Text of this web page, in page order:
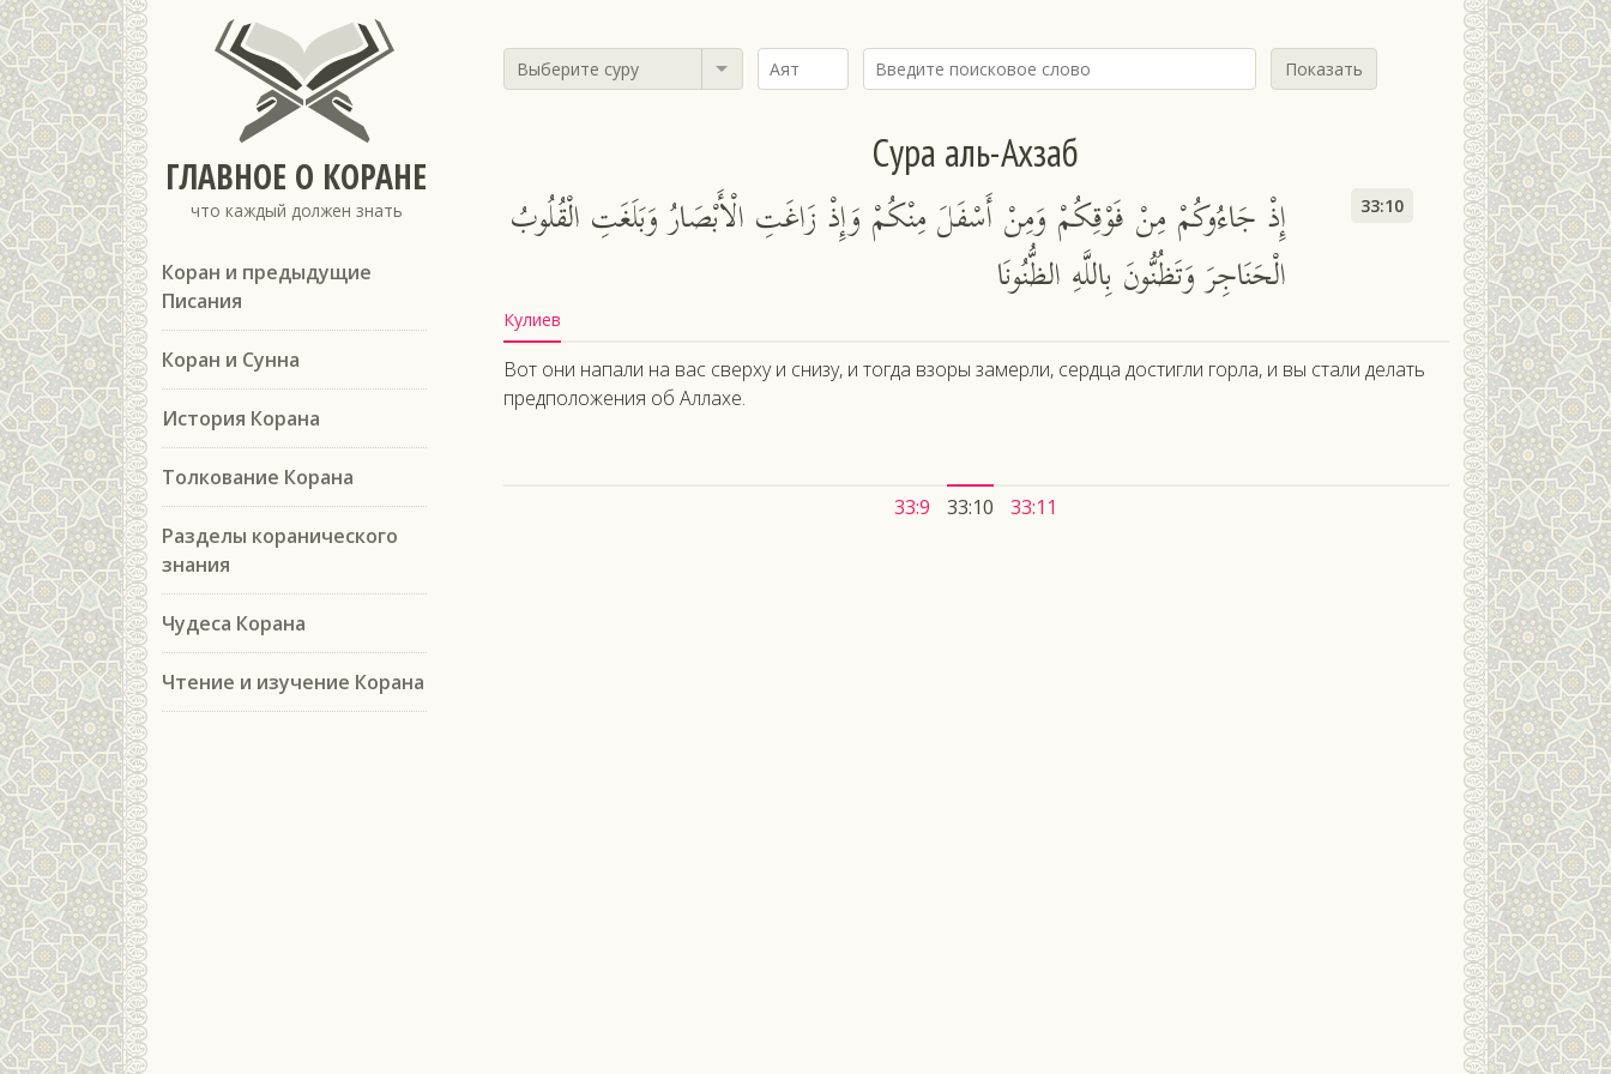
ГЛАВНОЕ О КОРАНЕ
что каждый должен знать
Коран и предыдущие
Писания
Коран и Сунна
История Корана
Толкование Корана
Разделы коранического
знания
Чудеса Корана
Чтение и изучение Корана
Выберите суру Показать
Сура аль-Ахзаб
إِذْ جَاءُوكُمْ مِنْ فَوْقِكُمْ وَمِنْ أَسْفَلَ مِنْكُمْ وَإِذْ زَاغَتِ الْأَبْصَارُ وَبَلَغَتِ الْقُلُوبُ
الْحَنَاجِرَ وَتَظُنُّونَ بِاللَّهِ الظُّنُونَا
33:10
Кулиев
Вот они напали на вас сверху и снизу, и тогда взоры замерли, сердца достигли горла, и вы стали делать
предположения об Аллахе.
33:9 33:10 33:11